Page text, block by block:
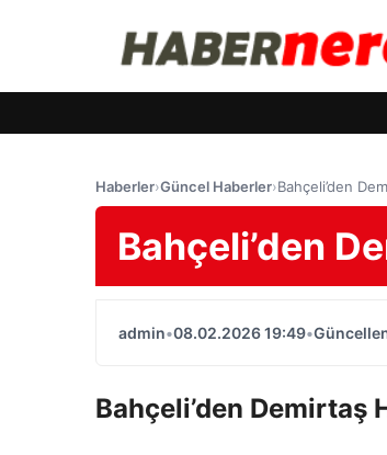
Haberler›Güncel Haberler›Bahçeli’den
Bahçeli’den
admin•08.02.2026 19:49•
Bahçeli’den Demirtaş